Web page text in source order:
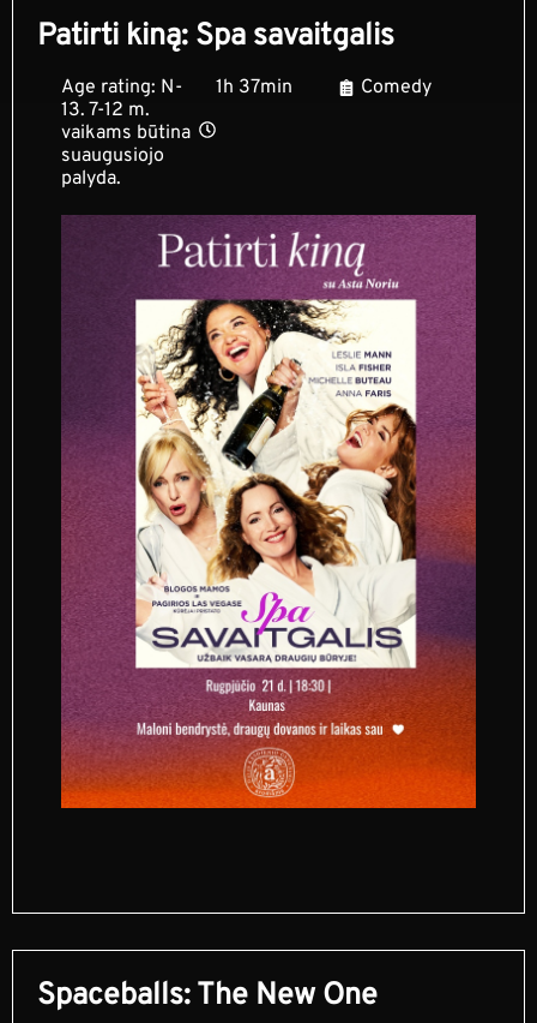
Patirti kiną: Spa savaitgalis
Age rating: N-
13. 7-12 m.
vaikams būtina
suaugusiojo
palyda.
1h 37min Comedy
Spaceballs: The New One